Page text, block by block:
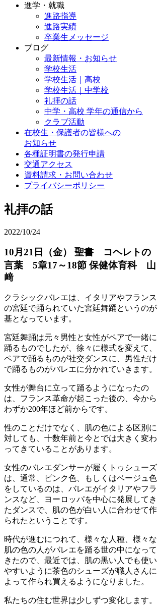
進学・就職
進路指導
進路実績
卒業生メッセージ
ブログ
最新情報・お知らせ
学校生活
学校生活｜高校
学校生活｜中学校
礼拝の話
中学・高校 学年の通信から
クラブ活動
在校生・保護者の皆様への
お知らせ
各種証明書の発行申請
交通アクセス
資料請求・お問い合わせ
プライバシーポリシー
礼拝の話
2022/10/24
10月21日（金） 聖書 コヘレトの
言葉 5章17～18節 保健体育科 山
﨑
クラシックバレエは、イタリアやフランス
の宮廷で踊られていた宮廷舞踊というのが
基となっています。
宮廷舞踊は元々男性と女性がペアで一緒に
踊るものでしたが、徐々に様式を変えて、
ペアで踊るものが社交ダンスに、男性だけ
で踊るものがバレエに分かれていきます。
女性が舞台に立って踊るようになったの
は、フランス革命が起こった後の、今から
わずか200年ほど前からです。
性のことだけでなく、肌の色による区別に
対しても、十数年前と今とでは大きく変わ
ってきていることがあります。
女性のバレエダンサーが履くトゥシューズ
は、通常、ピンク色、もしくはベージュ色
をしているのは、バレエがイタリアやフラ
ンスなど、ヨーロッパを中心に発展してき
たダンスで、肌の色が白い人に合わせて作
られたということです。
時代が進むにつれて、様々な人種、様々な
肌の色の人がバレエを踊る世の中になって
きたので、最近では、肌の黒い人でも使い
やすいように茶色のシューズが職人さんに
よって作られ買えるようになりました。
私たちの住む世界は少しずつ変化します。